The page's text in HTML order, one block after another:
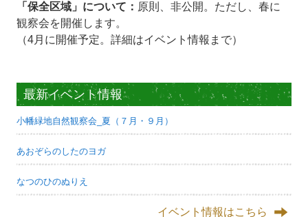
「保全区域」について： 原則、非公開。ただし、春に
観察会を開催します。
（4月に開催予定。詳細はイベント情報まで）
最新イベント情報
小幡緑地自然観察会_夏（７月・９月）
あおぞらのしたのヨガ
なつのひのぬりえ
イベント情報はこちら